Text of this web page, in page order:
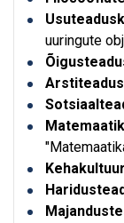
uuringute